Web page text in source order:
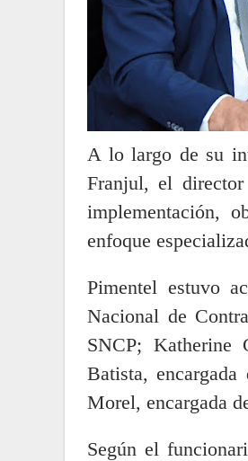
A lo largo de su
Franjul, el director
implementación,
enfoque
Pimentel estuvo
Nacional de
SNCP; Katherine
Batista,
Morel, encargada
Según el